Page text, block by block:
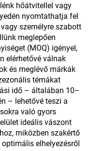
hőátvitellel vagy
nyomtathatja fel
személyre szabott
meglepően
(MOQ) igényel,
elérhetővé válnak
és meglévő márkák
témákat
idő – általában 10–
– lehetővé teszi a
való gyors
ideális vászont
miközben szakértő
elhelyezésről